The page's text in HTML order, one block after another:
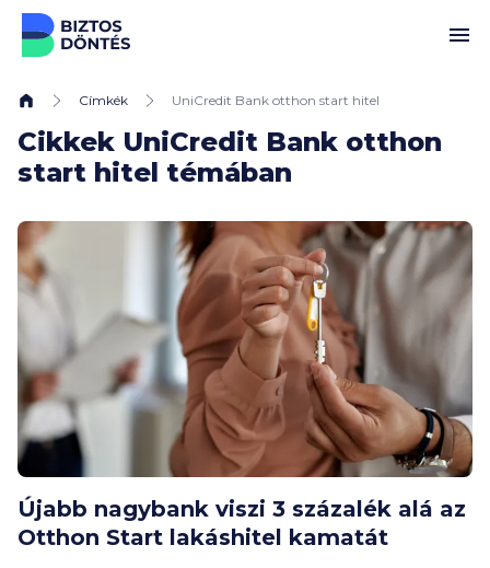
Ugrás a tartalomhoz
Címkék UniCredit Bank otthon start hitel
Cikkek UniCredit Bank otthon
start hitel témában
Újabb nagybank viszi 3 százalék alá az
Otthon Start lakáshitel kamatát